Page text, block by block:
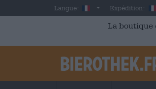
Skip to main contentLangue: FrenchExpédition:
La boutique